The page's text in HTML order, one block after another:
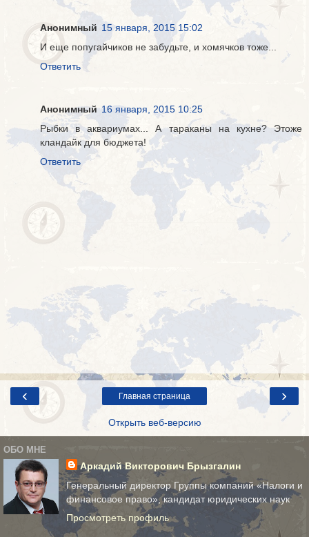
Анонимный 15 января, 2015 15:02
И еще попугайчиков не забудьте, и хомячков тоже...
Ответить
Анонимный 16 января, 2015 10:25
Рыбки в аквариумах... А тараканы на кухне? Этоже
кландайк для бюджета!
Ответить
‹ ›
Главная страница
Открыть веб-версию
ОБО МНЕ
Аркадий Викторович Брызгалин
Генеральный директор Группы компаний «Налоги и
финансовое право», кандидат юридических наук
Просмотреть профиль